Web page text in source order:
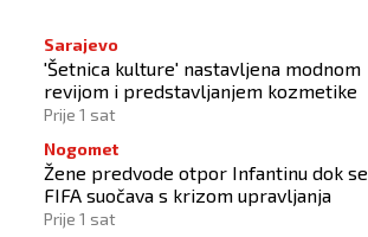
Sarajevo
'Šetnica kulture' nastavljena modnom
revijom i predstavljanjem kozmetike
Prije 1 sat
Nogomet
Žene predvode otpor Infantinu dok se
FIFA suočava s krizom upravljanja
Prije 1 sat